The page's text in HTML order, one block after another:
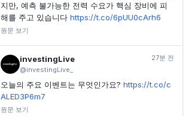
지만, 예측 불가능한 전력 수요가 핵심 장비에 피
해를 주고 있습니다 https://t.co/6pUU0cArh6
원문 보기
investingLive
@investingLive_
27분 전
오늘의 주요 이벤트는 무엇인가요? https://t.co/c
ALED3P6m7
원문 보기